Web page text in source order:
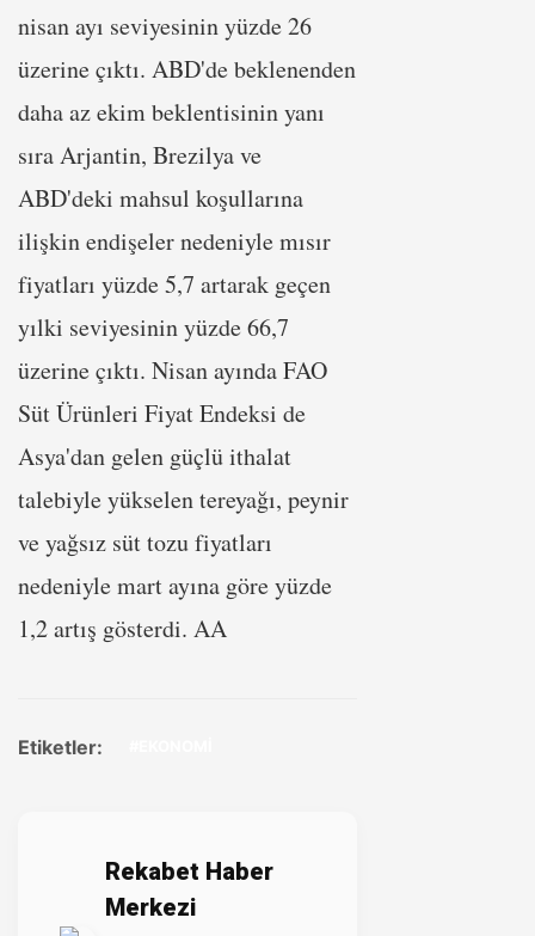
nisan ayı seviyesinin yüzde 26
üzerine çıktı. ABD'de beklenenden
daha az ekim beklentisinin yanı
sıra Arjantin, Brezilya ve
ABD'deki mahsul koşullarına
ilişkin endişeler nedeniyle mısır
fiyatları yüzde 5,7 artarak geçen
yılki seviyesinin yüzde 66,7
üzerine çıktı. Nisan ayında FAO
Süt Ürünleri Fiyat Endeksi de
Asya'dan gelen güçlü ithalat
talebiyle yükselen tereyağı, peynir
ve yağsız süt tozu fiyatları
nedeniyle mart ayına göre yüzde
1,2 artış gösterdi. AA
Etiketler:
Rekabet Haber
Merkezi